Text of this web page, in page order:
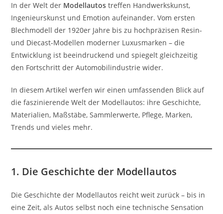
In der Welt der Modellautos treffen Handwerkskunst,
Ingenieurskunst und Emotion aufeinander. Vom ersten
Blechmodell der 1920er Jahre bis zu hochpräzisen Resin-
und Diecast-Modellen moderner Luxusmarken – die
Entwicklung ist beeindruckend und spiegelt gleichzeitig
den Fortschritt der Automobilindustrie wider.
In diesem Artikel werfen wir einen umfassenden Blick auf
die faszinierende Welt der Modellautos: ihre Geschichte,
Materialien, Maßstäbe, Sammlerwerte, Pflege, Marken,
Trends und vieles mehr.
1. Die Geschichte der Modellautos
Die Geschichte der Modellautos reicht weit zurück – bis in
eine Zeit, als Autos selbst noch eine technische Sensation